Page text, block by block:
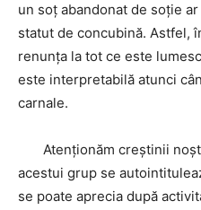
un soț abandonat de soție
statut de concubină. Astfel,
renunța la tot ce este
este interpretabilă atunci
carnale.
Atenționăm creștinii
acestui grup se
se poate aprecia după